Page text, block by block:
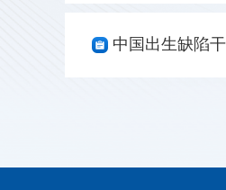
中国出生缺陷